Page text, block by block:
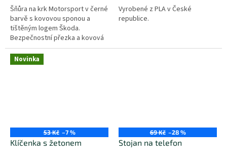
Šňůra na krk Motorsport v černé
barvě s kovovou sponou a
tištěným logem Škoda.
Bezpečnostní přezka a kovová
karabinka.
Vyrobené z PLA v České
republice.
Novinka
53 Kč –7 %
Klíčenka s žetonem
69 Kč –28 %
Stojan na telefon